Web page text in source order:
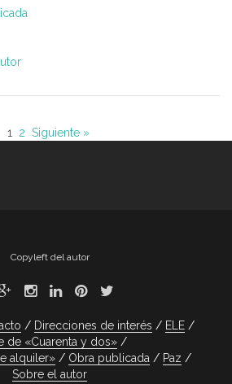
1 2 Siguiente »
Copyleft del autor
Direcciones de interés
ELE
de «Cuarenta y dos»
alquiler»
Obra publicada
Paz
Sobre el autor